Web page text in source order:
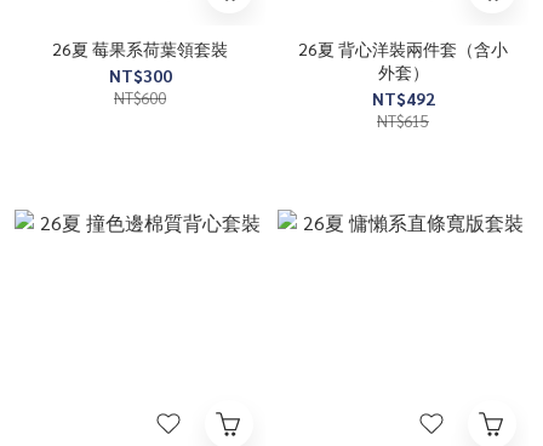
26夏 莓果系荷葉領套裝
NT$300
NT$600
26夏 背心洋裝兩件套（含小
外套）
NT$492
NT$615